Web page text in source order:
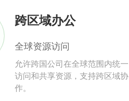
跨区域办公
全球资源访问
允许跨国公司在全球范围内统一
访问和共享资源，支持跨区域协
作。